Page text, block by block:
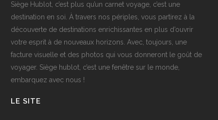
Siège Hublot, c’est plus qu’un carnet voyage, c’est une
destination en soi. À travers nos périples, vous partirez à la
découverte de destinations enrichissantes en plus d’ouvrir
votre esprit à de nouveaux horizons. Avec, toujours, une
facture visuelle et des photos qui vous donneront le goût de
voyager. Siège hublot, c’est une fenêtre sur le monde,
embarquez avec nous !
LE SITE